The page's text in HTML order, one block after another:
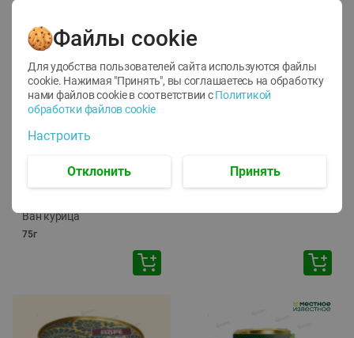
12
1.05 руб./
руб./шт
Корм влаж. для кош. с
Ван курица
75г
ТОФУ Vegetus ТВЕРДЫЙ
Файлы cookie
Для удобства пользователей сайта используются файлы
cookie. Нажимая "Принять", вы соглашаетесь на обработку
нами файлов cookie в соответствии с Политикой
обработки файлов cookie
Настроить
Отклонить Принять